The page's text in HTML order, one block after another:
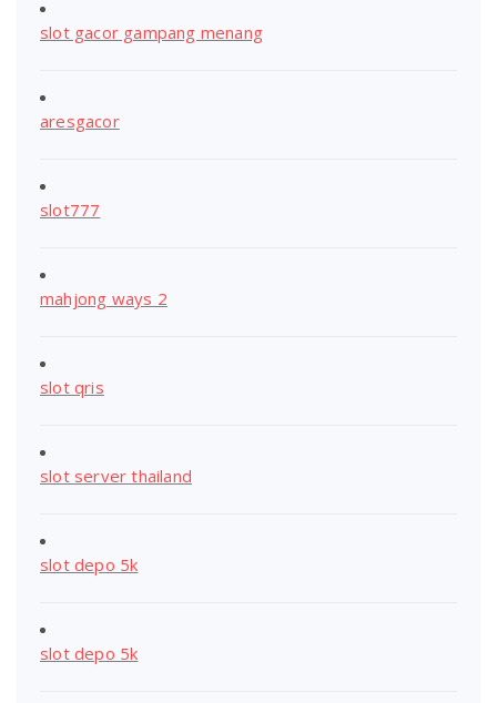
slot gacor gampang menang
aresgacor
slot777
mahjong ways 2
slot qris
slot server thailand
slot depo 5k
slot depo 5k